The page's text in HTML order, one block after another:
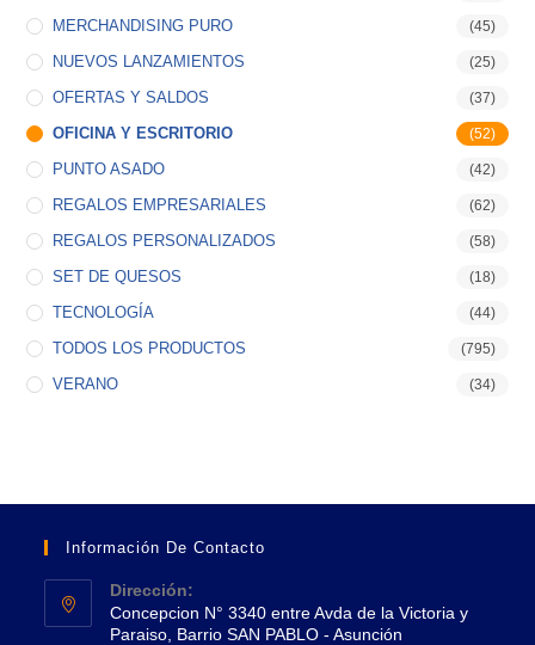
MERCHANDISING PURO (45)
NUEVOS LANZAMIENTOS (25)
OFERTAS Y SALDOS (37)
OFICINA Y ESCRITORIO (52)
PUNTO ASADO (42)
REGALOS EMPRESARIALES (62)
REGALOS PERSONALIZADOS (58)
SET DE QUESOS (18)
TECNOLOGÍA (44)
TODOS LOS PRODUCTOS (795)
VERANO (34)
Información De Contacto
Dirección:
Concepcion N° 3340 entre Avda de la Victoria y
Paraiso, Barrio SAN PABLO - Asunción